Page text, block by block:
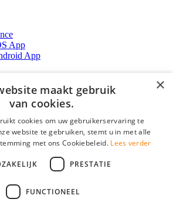
App
App
×
maakt gebruik
van cookies.
cookies om uw gebruikerservaring te
website te gebruiken, stemt u in met alle
met ons Cookiebeleid. Lees verder
PRESTATIE
FUNCTIONEEL